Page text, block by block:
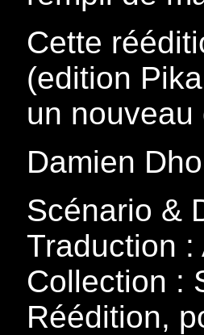
Cette
(edition
un nouveau
Damien
Scénario &
Traduction
Collection :
Réédition,